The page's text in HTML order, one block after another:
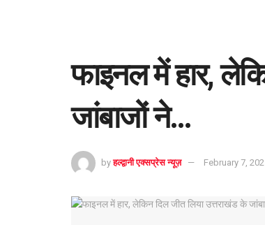
फाइनल में हार,
जांबाजों ने…
by हल्द्वानी एक्सप्रेस न्यूज़ February 7,